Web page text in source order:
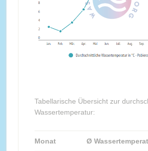
Tabellarische Übersicht zur
Wassertemperatur:
Monat Ø